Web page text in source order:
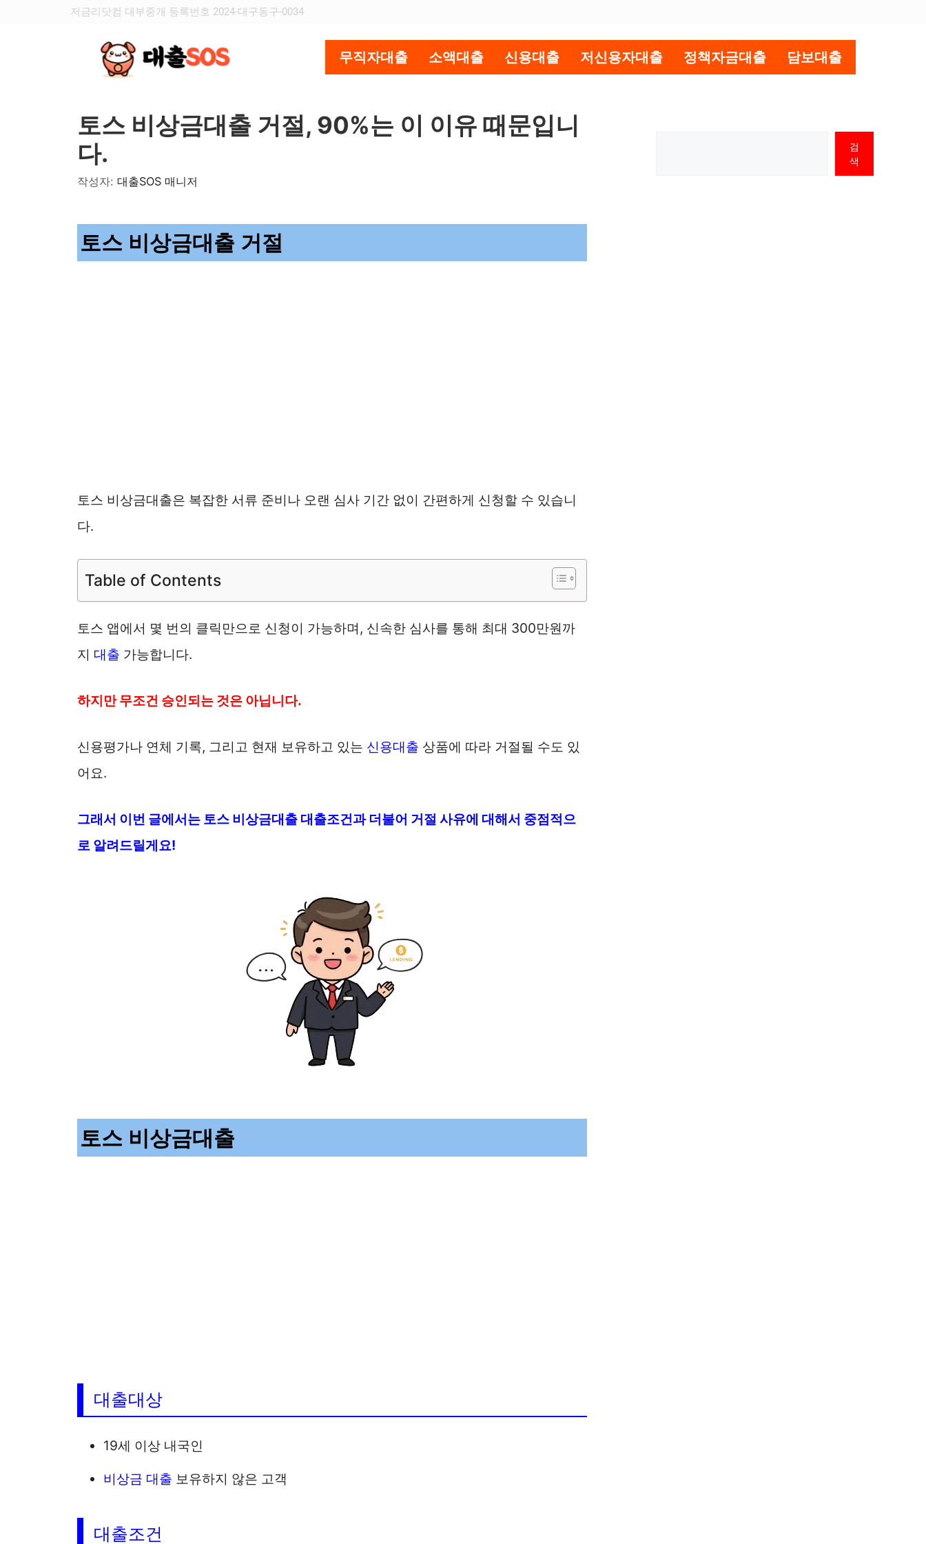
저금리닷컴 대부중개 등록번호 2024-대구동구-0034
무직자대출 소액대출 신용대출 저신용자대출 정책자금대출 담보대출
토스 비상금대출 거절, 90%는 이 이유 때문입니
다.
작성자: 대출SOS 매니저
토스 비상금대출 거절
토스 비상금대출은 복잡한 서류 준비나 오랜 심사 기간 없이 간편하게 신청할 수 있습니
다.
Table of Contents
토스 앱에서 몇 번의 클릭만으로 신청이 가능하며, 신속한 심사를 통해 최대 300만원까
지 대출 가능합니다.
하지만 무조건 승인되는 것은 아닙니다.
신용평가나 연체 기록, 그리고 현재 보유하고 있는 신용대출 상품에 따라 거절될 수도 있
어요.
그래서 이번 글에서는 토스 비상금대출 대출조건과 더불어 거절 사유에 대해서 중점적으
로 알려드릴게요!
토스 비상금대출
대출대상
19세 이상 내국인
비상금 대출 보유하지 않은 고객
대출조건
검
색